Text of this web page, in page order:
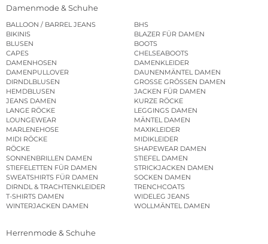
Damenmode & Schuhe
BALLOON / BARREL JEANS
BHS
BIKINIS
BLAZER FÜR DAMEN
BLUSEN
BOOTS
CAPES
CHELSEABOOTS
DAMENHOSEN
DAMENKLEIDER
DAMENPULLOVER
DAUNENMÄNTEL DAMEN
DIRNDLBLUSEN
GROSSE GRÖSSEN DAMEN
HEMDBLUSEN
JACKEN FÜR DAMEN
JEANS DAMEN
KURZE RÖCKE
LANGE RÖCKE
LEGGINGS DAMEN
LOUNGEWEAR
MÄNTEL DAMEN
MARLENEHOSE
MAXIKLEIDER
MIDI RÖCKE
MIDIKLEIDER
RÖCKE
SHAPEWEAR DAMEN
SONNENBRILLEN DAMEN
STIEFEL DAMEN
STIEFELETTEN FÜR DAMEN
STRICKJACKEN DAMEN
SWEATSHIRTS FÜR DAMEN
SOCKEN DAMEN
DIRNDL & TRACHTENKLEIDER
TRENCHCOATS
T-SHIRTS DAMEN
WIDELEG JEANS
WINTERJACKEN DAMEN
WOLLMÄNTEL DAMEN
Herrenmode & Schuhe